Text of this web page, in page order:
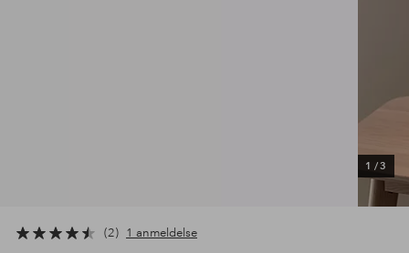
1 /3
2 1 anmeldelse